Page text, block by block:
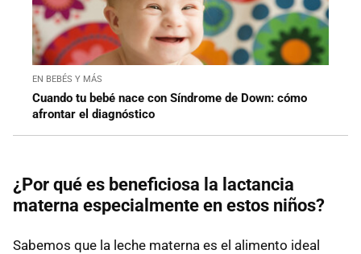
EN BEBÉS Y MÁS
Cuando tu bebé nace con Síndrome de Down: cómo
afrontar el diagnóstico
¿Por qué es beneficiosa la lactancia
materna especialmente en estos niños?
Sabemos que la leche materna es el alimento ideal